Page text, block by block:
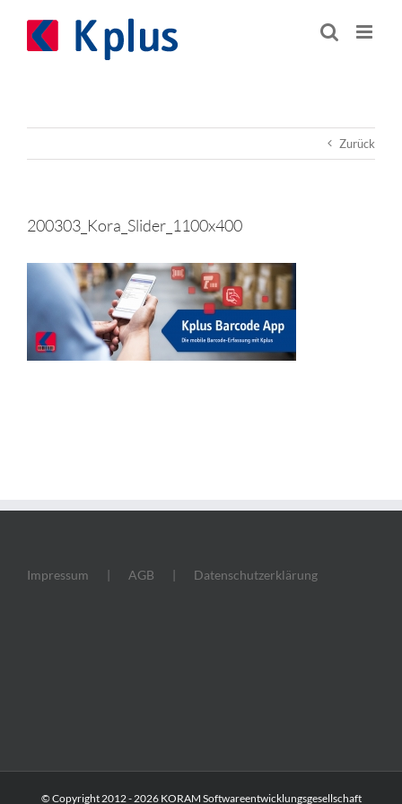
springen
Zurück
200303_Kora_Slider_1100x400
Impressum AGB Datenschutzerklärung
© Copyright 2012 -2026 KORAM Softwareentwicklungsgesellschaft